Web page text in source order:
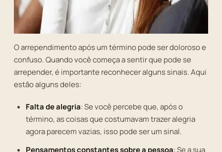
O arrependimento após um término pode ser doloroso e
confuso. Quando você começa a sentir que pode se
arrepender, é importante reconhecer alguns sinais. Aqui
estão alguns deles:
Falta de alegria: Se você percebe que, após o
término, as coisas que costumavam trazer alegria
agora parecem vazias, isso pode ser um sinal.
Pensamentos constantes sobre a pessoa: Se a sua